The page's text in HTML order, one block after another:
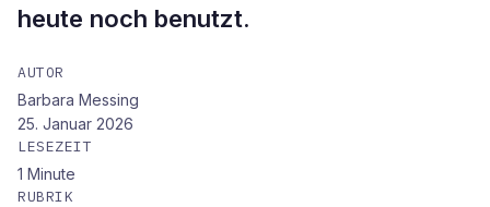
heute noch benutzt.
AUTOR
Barbara Messing
25. Januar 2026
LESEZEIT
1 Minute
RUBRIK